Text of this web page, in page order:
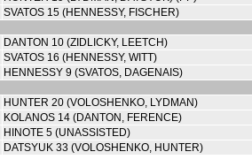
SVATOS 15 (HENNESSY, FISCHER)
DANTON 10 (ZIDLICKY, LEETCH)
SVATOS 16 (HENNESSY, WITT)
HENNESSY 9 (SVATOS, DAGENAIS)
HUNTER 20 (VOLOSHENKO, LYDMAN)
KOLANOS 14 (DANTON, FERENCE)
HINOTE 5 (UNASSISTED)
DATSYUK 33 (VOLOSHENKO, HUNTER)